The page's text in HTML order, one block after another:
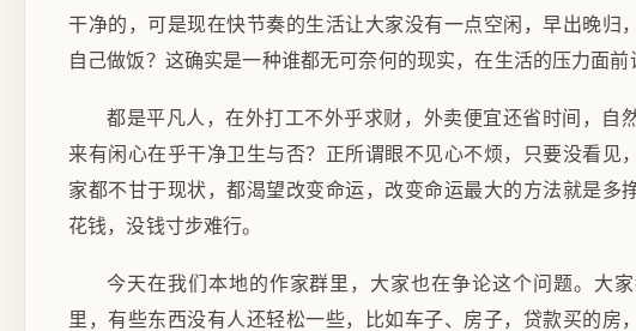
干净的，可是现在快节奏的生活让大家没有一点空闲，早出晚归
自己做饭？这确实是一种谁都无可奈何的现实，在生活的压力面前
都是平凡人，在外打工不外乎求财，外卖便宜还省时间，自
来有闲心在乎干净卫生与否？正所谓眼不见心不烦，只要没看见
家都不甘于现状，都渴望改变命运，改变命运最大的方法就是多
花钱，没钱寸步难行。
今天在我们本地的作家群里，大家也在争论这个问题。大
里，有些东西没有人还轻松一些，比如车子、房子，贷款买的房